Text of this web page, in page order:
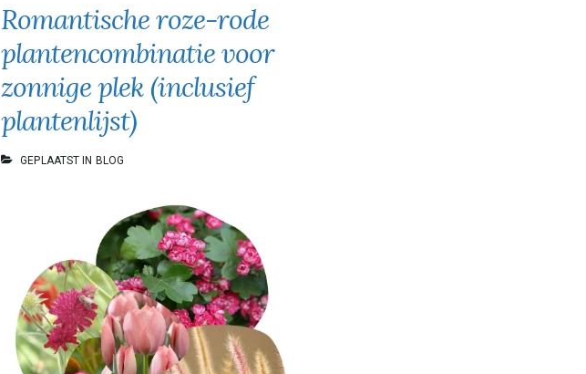
vroegzomerbloeiers
voor
eind
juni/begin
juli
Romantische roze-rode
plantencombinatie voor
zonnige plek (inclusief
plantenlijst)
GEPLAATST IN BLOG